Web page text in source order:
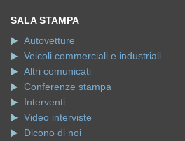
SALA STAMPA
Autovetture
Veicoli commerciali e industriali
Altri comunicati
Conferenze stampa
Interventi
Video interviste
Dicono di noi